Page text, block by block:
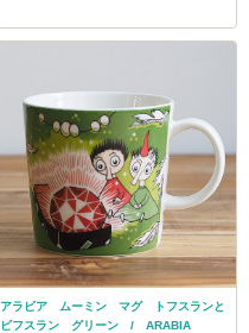
アラビア ムーミン マグ トフスランと
ビフスラン グリーン / ARABIA